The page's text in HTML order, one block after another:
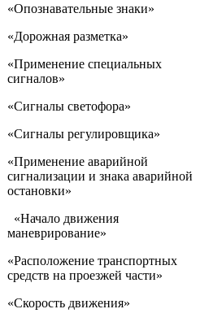
«Опознавательные знаки»
«Дорожная разметка»
«Применение специальных
сигналов»
«Сигналы светофора»
«Сигналы регулировщика»
«Применение аварийной
сигнализации и знака аварийной
остановки»
«Начало движения
маневрирование»
«Расположение транспортных
средств на проезжей части»
«Скорость движения»